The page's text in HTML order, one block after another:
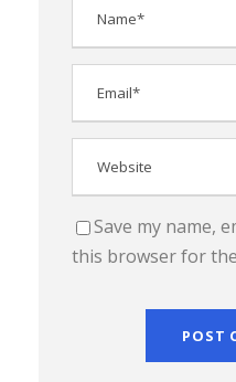
Save my name,
this browser for